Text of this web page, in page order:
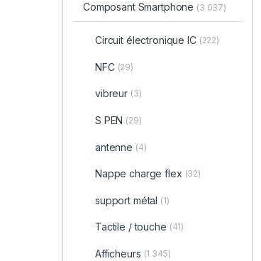
Composant Smartphone (3 037)
Circuit électronique IC (222)
NFC (29)
vibreur (3)
S PEN (29)
antenne (4)
Nappe charge flex (32)
support métal (1)
Tactile / touche (41)
Afficheurs (1 345)